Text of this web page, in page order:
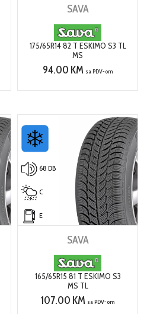
SAVA
175/65R14 82 T ESKIMO S3 TL
MS
94.00 KM sa PDV-om
68 DB
C
E
SAVA
165/65R15 81 T ESKIMO S3
MS TL
107.00 KM sa PDV-om